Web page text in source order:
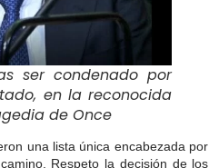
ser condenado por
en la reconocida
de Once
una lista única encabezada por
Respeto la decisión de los